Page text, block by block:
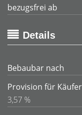
bezugsfrei ab
Details
Bebaubar nach
Provision für Käufer
3,57 %